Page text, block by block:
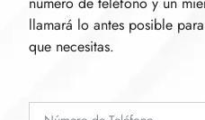
llamará lo antes posible
que necesitas.